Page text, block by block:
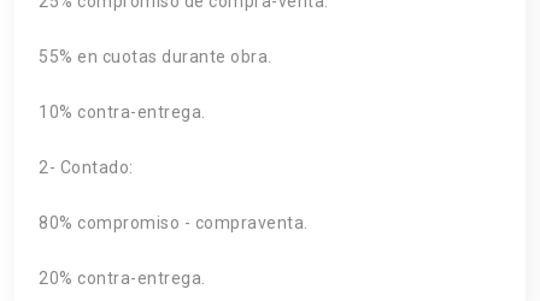
55% en cuotas durante obra.
10% contra-entrega.
2- Contado:
80% compromiso - compraventa.
20% contra-entrega.